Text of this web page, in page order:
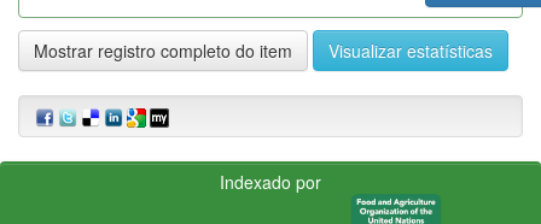
Mostrar registro completo do item Visualizar estatísticas
Indexado por